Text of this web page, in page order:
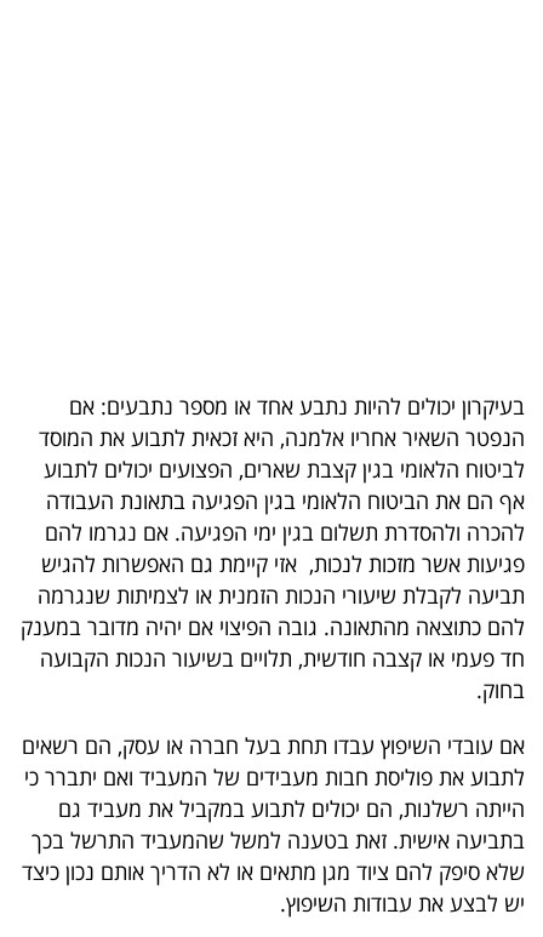
הכלכלי
פודקאסט
40
UNDER
40
שיתופי
פעולה
דרושים
ניוזלטרים
בעיקרון יכולים להיות נתבע אחד או מספר נתבעים: אם
הנפטר השאיר אחריו אלמנה, היא זכאית לתבוע את המוסד
לביטוח הלאומי בגין קצבת שארים, הפצועים יכולים לתבוע
אף הם את הביטוח הלאומי בגין הפגיעה בתאונת העבודה
להכרה ולהסדרת תשלום בגין ימי הפגיעה. אם נגרמו להם
פגיעות אשר מזכות לנכות, אזי קיימת גם האפשרות להגיש
תביעה לקבלת שיעורי הנכות הזמנית או לצמיתות שנגרמה
להם כתוצאה מהתאונה. גובה הפיצוי אם יהיה מדובר במענק
חד פעמי או קצבה חודשית, תלויים בשיעור הנכות הקבועה
בחוק.
אם עובדי השיפוץ עבדו תחת בעל חברה או עסק, הם רשאים
לתבוע את פוליסת חבות מעבידים של המעביד ואם יתברר כי
הייתה רשלנות, הם יכולים לתבוע במקביל את מעביד גם
בתביעה אישית. זאת בטענה למשל שהמעביד התרשל בכך
שלא סיפק להם ציוד מגן מתאים או לא הדריך אותם נכון כיצד
יש לבצע את עבודות השיפוץ.